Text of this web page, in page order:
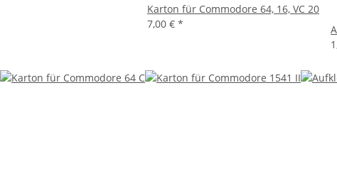
Karton für Commodore 64, 16, VC 20
7,00 € *